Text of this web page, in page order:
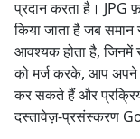
प्रदान करता है। JPG
किया जाता है जब
आवश्यक होता है, जिनमें
को मर्ज करके, आप अपने
कर सकते हैं और
दस्तावेज़-प्रसंस्करण